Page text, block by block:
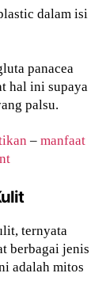
dalam isi
panacea
hal ini supaya
palsu.
–manfaat
ternyata
berbagai jenis
adalah mitos